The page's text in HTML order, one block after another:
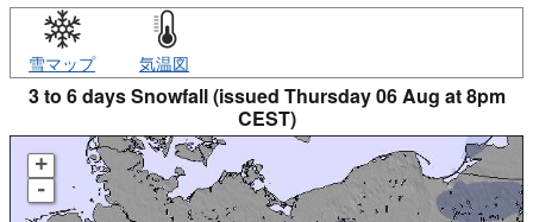
雪マップ 気温図
3 to 6 days Snowfall (issued Thursday 06 Aug at 8pm
CEST)
+
-